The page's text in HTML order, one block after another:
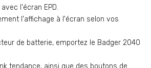
l'écran EPD.
l'affichage à l'écran selon vos
de batterie, emportez le Badger 2040
tendance, ainsi que des boutons de